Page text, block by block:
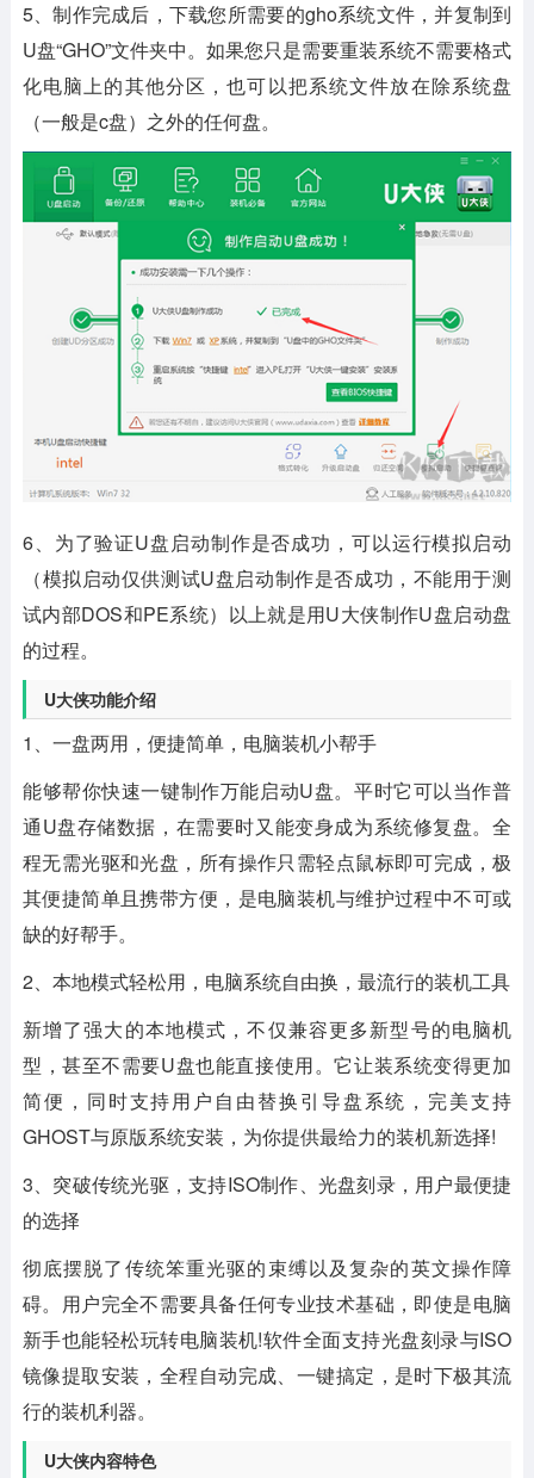
5、制作完成后，下载您所需要的gho系统文件，并复制到
U盘“GHO”文件夹中。如果您只是需要重装系统不需要格式
化电脑上的其他分区，也可以把系统文件放在除系统盘
（一般是c盘）之外的任何盘。
6、为了验证U盘启动制作是否成功，可以运行模拟启动
（模拟启动仅供测试U盘启动制作是否成功，不能用于测
试内部DOS和PE系统）以上就是用U大侠制作U盘启动盘
的过程。
U大侠功能介绍
1、一盘两用，便捷简单，电脑装机小帮手
能够帮你快速一键制作万能启动U盘。平时它可以当作普
通U盘存储数据，在需要时又能变身成为系统修复盘。全
程无需光驱和光盘，所有操作只需轻点鼠标即可完成，极
其便捷简单且携带方便，是电脑装机与维护过程中不可或
缺的好帮手。
2、本地模式轻松用，电脑系统自由换，最流行的装机工具
新增了强大的本地模式，不仅兼容更多新型号的电脑机
型，甚至不需要U盘也能直接使用。它让装系统变得更加
简便，同时支持用户自由替换引导盘系统，完美支持
GHOST与原版系统安装，为你提供最给力的装机新选择!
3、突破传统光驱，支持ISO制作、光盘刻录，用户最便捷
的选择
彻底摆脱了传统笨重光驱的束缚以及复杂的英文操作障
碍。用户完全不需要具备任何专业技术基础，即使是电脑
新手也能轻松玩转电脑装机!软件全面支持光盘刻录与ISO
镜像提取安装，全程自动完成、一键搞定，是时下极其流
行的装机利器。
U大侠内容特色